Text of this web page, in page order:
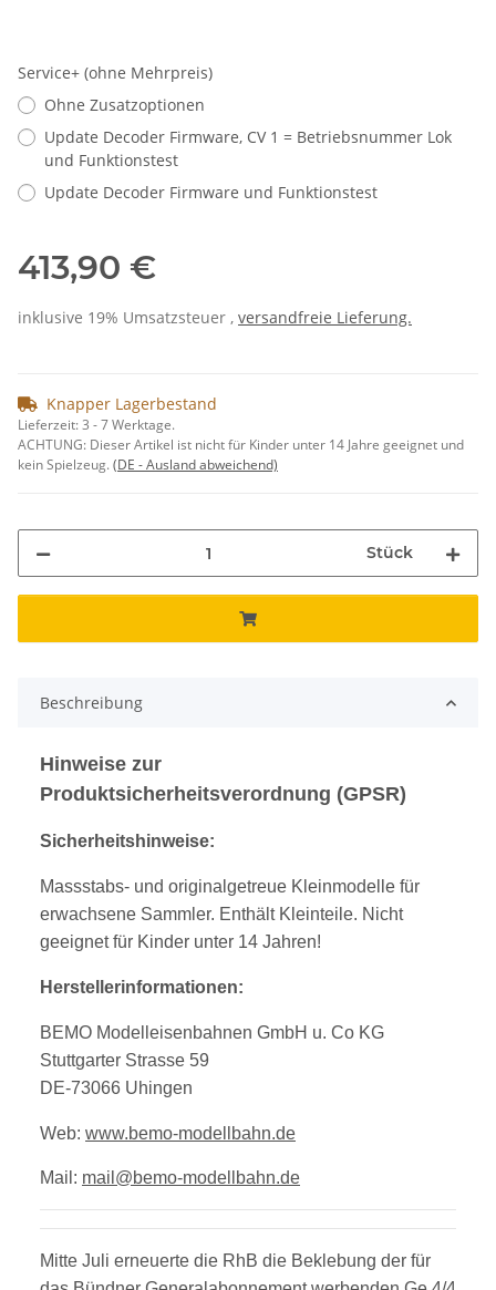
Service+ (ohne Mehrpreis)
Ohne Zusatzoptionen
Update Decoder Firmware, CV 1 = Betriebsnummer Lok
und Funktionstest
Update Decoder Firmware und Funktionstest
413,90 €
inklusive 19% Umsatzsteuer , versandfreie Lieferung.
Knapper Lagerbestand
Lieferzeit:3 - 7 Werktage.
ACHTUNG: Dieser Artikel ist nicht für Kinder unter 14 Jahre geeignet und
kein Spielzeug.(DE - Ausland abweichend)
Stück
Beschreibung
Hinweise zur
Produktsicherheitsverordnung (GPSR)
Sicherheitshinweise:
Massstabs- und originalgetreue Kleinmodelle für
erwachsene Sammler. Enthält Kleinteile. Nicht
geeignet für Kinder unter 14 Jahren!
Herstellerinformationen:
BEMO Modelleisenbahnen GmbH u. Co KG
Stuttgarter Strasse 59
DE-73066 Uhingen
Web: www.bemo-modellbahn.de
Mail: mail@bemo-modellbahn.de
Mitte Juli erneuerte die RhB die Beklebung der für